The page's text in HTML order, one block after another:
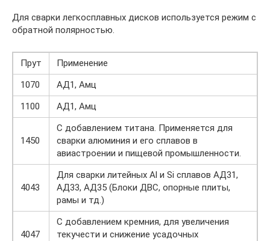
Для сварки легкосплавных дисков используется режим с
обратной полярностью.
Прут
Применение
1070
АД1, Амц
1100
АД1, Амц
1450
С добавлением титана. Применяется для
сварки алюминия и его сплавов в
авиастроении и пищевой промышленности.
4043
Для сварки литейных Al и Si сплавов АД31,
АД33, АД35 (Блоки ДВС, опорные плиты,
рамы и тд.)
4047
С добавлением кремния, для увеличения
текучести и снижение усадочных